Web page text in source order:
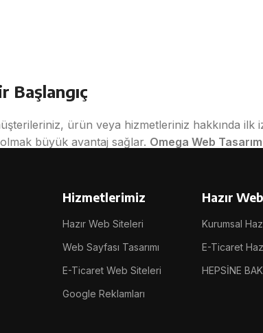
Başlangıç
ürün veya hizmetleriniz hakkında ilk
büyük avantaj sağlar. Omega Web Tasarım
ve teknik altyapısı optimize edilmiş sistemlerin,
profesyonel bir internet sitesine sahip
altyapıların özelleştirilerek kullanıma
Hizmetlerimiz
Hazır Web Siteleri
Web Sayfası Tasarımı
E-Ticaret Web Siteleri
Google Reklamları
Hazır
Kurumsal
E-Ticaret
HEPSİNE BAK